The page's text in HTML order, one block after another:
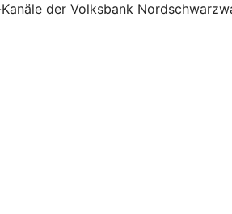
der Volksbank